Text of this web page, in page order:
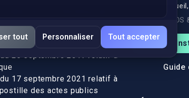
tout Personnaliser Tout accepter
fin de l'obligation entre les
2016/1191)
28 septembre 2017 relatif à
17 septembre 2021 relatif à
des actes publics
l’écran
iOS